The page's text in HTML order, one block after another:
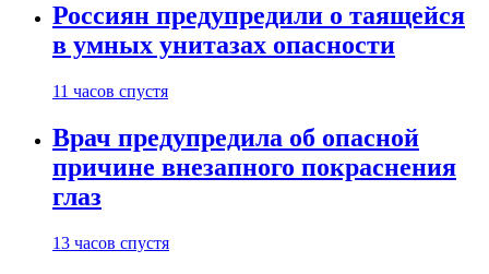
Россиян предупредили о таящейся
в умных унитазах опасности
11 часов спустя
Врач предупредила об опасной
причине внезапного покраснения
глаз
13 часов спустя